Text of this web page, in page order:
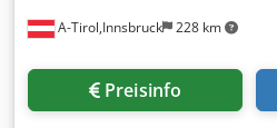
A-Tirol,Innsbruck 228 km
Preisinfo